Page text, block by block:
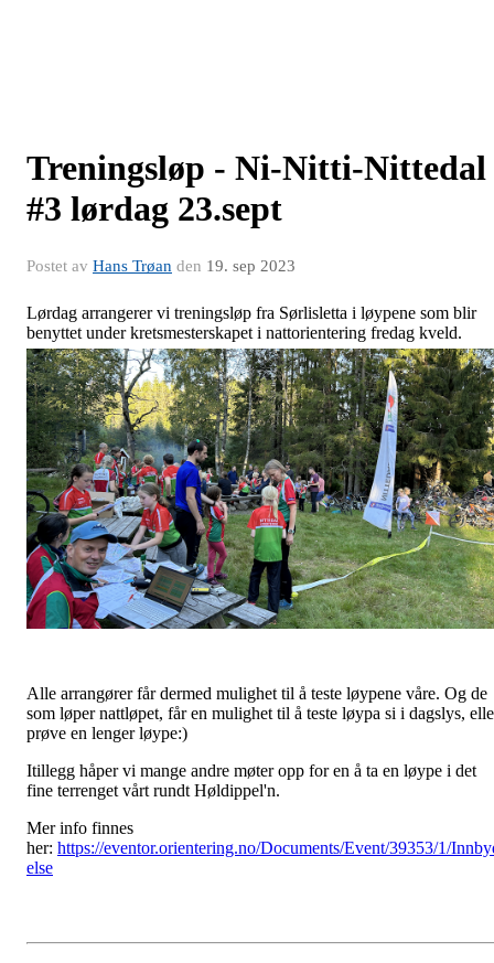
Treningsløp - Ni-Nitti-Nittedal
#3 lørdag 23.sept
Postet av Hans Trøan den 19. sep 2023
Lørdag arrangerer vi treningsløp fra Sørlisletta i løypene som blir
benyttet under kretsmesterskapet i nattorientering fredag kveld.
Alle arrangører får dermed mulighet til å teste løypene våre. Og de
som løper nattløpet, får en mulighet til å teste løypa si i dagslys,
prøve en lenger løype:)
Itillegg håper vi mange andre møter opp for en å ta en løype i det
fine terrenget vårt rundt Høldippel'n.
Mer info finnes
her: https://eventor.orientering.no/Documents/Event/39353/1/
else